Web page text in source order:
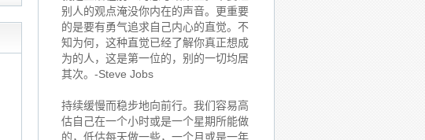
别人的观点淹没你内在的声音。更重要
的是要有勇气追求自己内心的直觉。不
知为何，这种直觉已经了解你真正想成
为的人，这是第一位的，别的一切均居
其次。-Steve Jobs
持续缓慢而稳步地向前行。我们容易高
估自己在一个小时或是一个星期所能做
的，低估每天做一些，一个月或是一年